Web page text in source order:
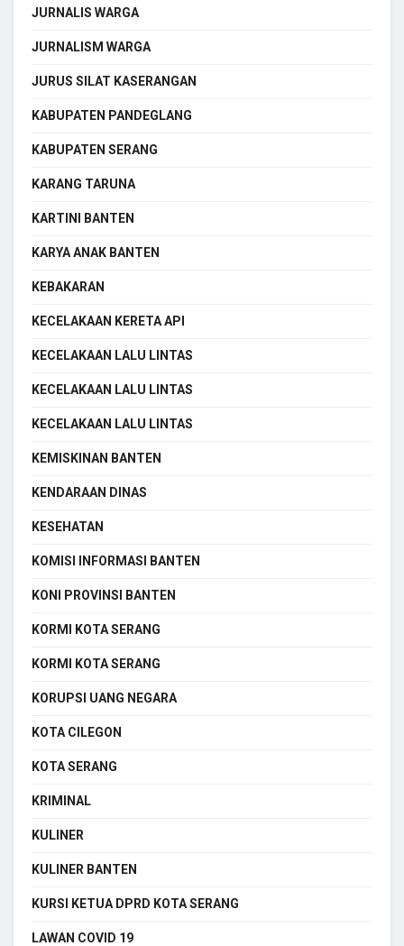
JURNALIS WARGA
JURNALISM WARGA
JURUS SILAT KASERANGAN
KABUPATEN PANDEGLANG
KABUPATEN SERANG
KARANG TARUNA
KARTINI BANTEN
KARYA ANAK BANTEN
KEBAKARAN
KECELAKAAN KERETA API
KECELAKAAN LALU LINTAS
KECELAKAAN LALU LINTAS
KECELAKAAN LALU LINTAS
KEMISKINAN BANTEN
KENDARAAN DINAS
KESEHATAN
KOMISI INFORMASI BANTEN
KONI PROVINSI BANTEN
KORMI KOTA SERANG
KORMI KOTA SERANG
KORUPSI UANG NEGARA
KOTA CILEGON
KOTA SERANG
KRIMINAL
KULINER
KULINER BANTEN
KURSI KETUA DPRD KOTA SERANG
LAWAN COVID 19